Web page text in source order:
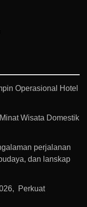
Operasional Hotel
Wisata Domestik
perjalanan
dan lanskap
Perkuat